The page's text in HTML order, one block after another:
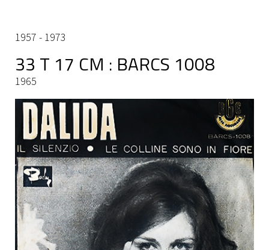
1957 - 1973
33 T 17 CM : BARCS 1008
1965